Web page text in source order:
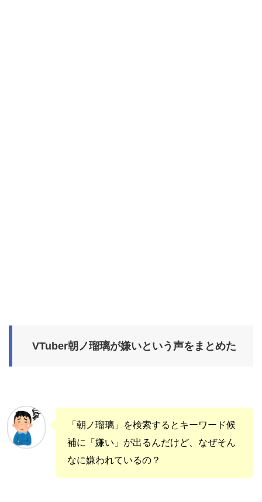
VTuber朝ノ瑠璃が嫌いという声をまとめた
「朝ノ瑠璃」を検索するとキーワード候
補に「嫌い」が出るんだけど、なぜそん
なに嫌われているの？